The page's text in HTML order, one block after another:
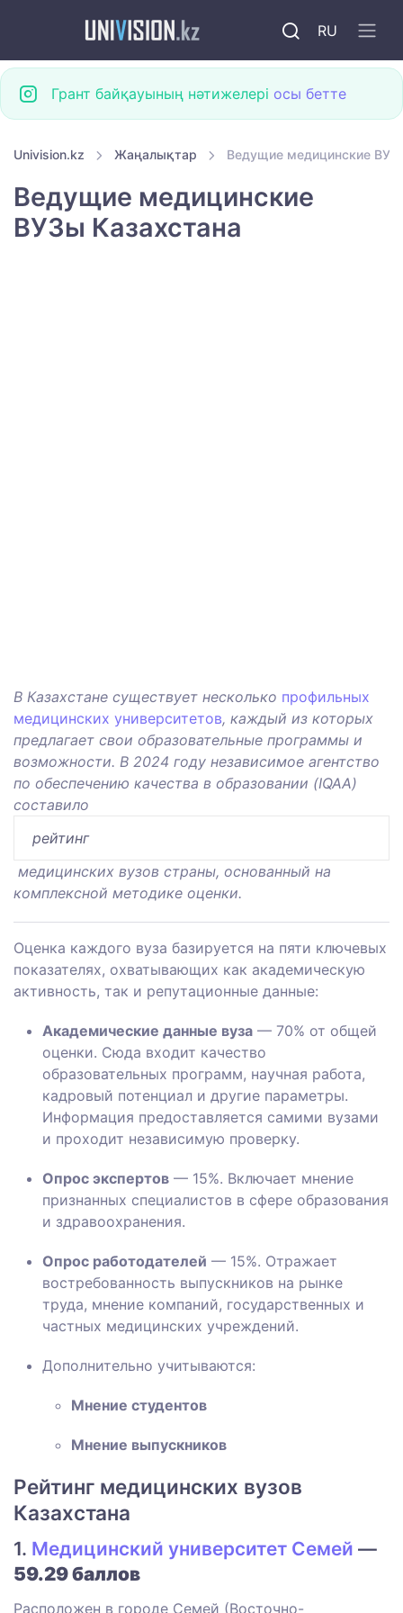
RU
Грант байқауының нәтижелері осы бетте
Univision.kz Жаңалықтар Ведущие медицинские
Ведущие медицинские
ВУЗы Казахстана
В Казахстане существует несколько профильных
медицинских университетов, каждый из которых
предлагает свои образовательные программы и
возможности. В 2024 году независимое агентство
по обеспечению качества в образовании (IQAA)
составило
рейтинг
медицинских вузов страны, основанный на
комплексной методике оценки.
Оценка каждого вуза базируется на пяти ключевых
показателях, охватывающих как академическую
активность, так и репутационные данные:
Академические данные вуза — 70% от общей
оценки. Сюда входит качество
образовательных программ, научная работа,
кадровый потенциал и другие параметры.
Информация предоставляется самими вузами
и проходит независимую проверку.
Опрос экспертов — 15%. Включает мнение
признанных специалистов в сфере образования
и здравоохранения.
Опрос работодателей — 15%. Отражает
востребованность выпускников на рынке
труда, мнение компаний, государственных и
частных медицинских учреждений.
Дополнительно учитываются:
Мнение студентов
Мнение выпускников
Рейтинг медицинских вузов
Казахстана
1. Медицинский университет Семей —
59.29 баллов
Расположен в городе Семей (Восточно-